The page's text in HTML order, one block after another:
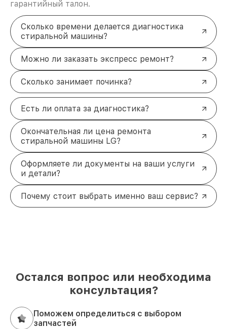
гарантийный талон.
Сколько времени делается диагностика
стиральной машины?
Можно ли заказать экспресс ремонт?
Сколько занимает починка?
Есть ли оплата за диагностика?
Окончательная ли цена ремонта
стиральной машины LG?
Оформляете ли документы на ваши услуги
и детали?
Почему стоит выбрать именно ваш сервис?
Остался вопрос или необходима
консультация?
Поможем определиться с выбором
запчастей